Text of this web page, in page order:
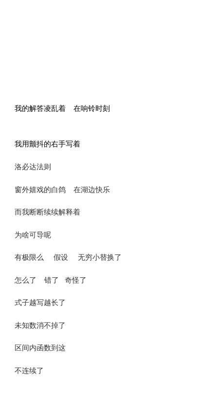
我的解答凌乱着 在响铃时刻
我用颤抖的右手写着
洛必达法则
窗外嬉戏的白鸽 在湖边快乐
而我断断续续解释着
为啥可导呢
有极限么 假设 无穷小替换了
怎么了 错了 奇怪了
式子越写越长了
未知数消不掉了
区间内函数到这
不连续了